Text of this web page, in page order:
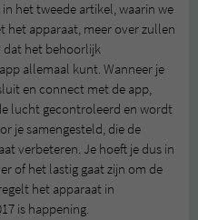
het tweede artikel, waarin we
het apparaat, meer over zullen
dat het behoorlijk
allemaal kunt. Wanneer je
en connect met de app,
lucht gecontroleerd en wordt
je samengesteld, die de
verbeteren. Je hoeft je dus in
of het lastig gaat zijn om de
het apparaat in
is happening.